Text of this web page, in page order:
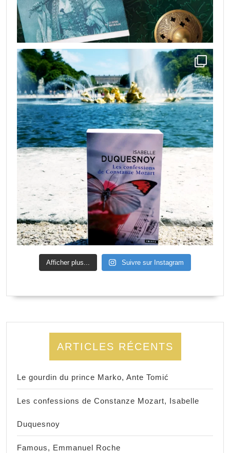
Afficher plus... Suivre sur Instagram
ARTICLES RÉCENTS
Le gourdin du prince Marko, Ante Tomić
Les confessions de Constanze Mozart, Isabelle
Duquesnoy
Famous, Emmanuel Roche